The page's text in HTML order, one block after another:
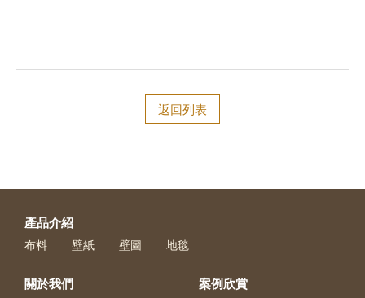
返回列表
產品介紹
布料 壁紙 壁圖 地毯
關於我們 案例欣賞